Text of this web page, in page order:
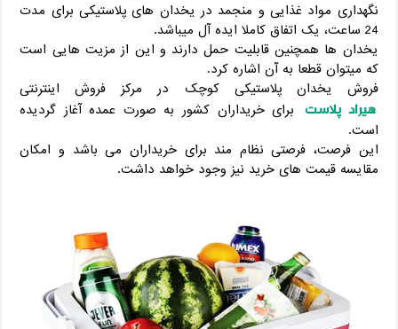
نگهداری مواد غذایی و منجمد در یخدان های پلاستیکی برای مدت
24 ساعت، یک اتفاق کاملا ایده آل میباشد.
یخدان ها همچنین قابلیت حمل دارند و این از مزیت هایی است
که میتوان قطعا به آن اشاره کرد.
فروش یخدان پلاستیکی کوچک در مرکز فروش اینترنتی
هیراد پلاست
برای خریداران کشور به صورت عمده آغاز گردیده
است.
این فرصت، فرصتی نظام مند برای خریداران می باشد و امکان
مقایسه قیمت های خرید نیز وجود خواهد داشت.